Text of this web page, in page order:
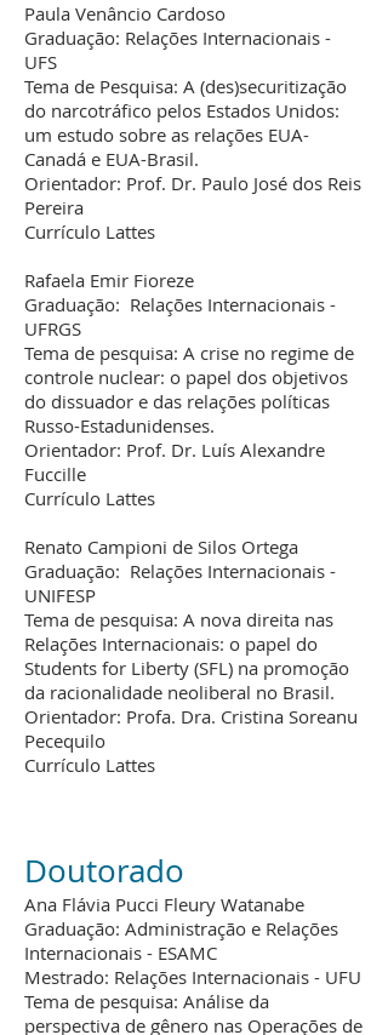
Paula Venâncio Cardoso
Graduação: Relações Internacionais -
UFS
Tema de Pesquisa: A (des)securitização
do narcotráfico pelos Estados Unidos:
um estudo sobre as relações EUA-
Canadá e EUA-Brasil.
Orientador: Prof. Dr. Paulo José dos Reis
Pereira
Currículo Lattes
Rafaela Emir Fioreze
Graduação: Relações Internacionais -
UFRGS
Tema de pesquisa: A crise no regime de
controle nuclear: o papel dos objetivos
do dissuador e das relações políticas
Russo-Estadunidenses.
Orientador: Prof. Dr. Luís Alexandre
Fuccille
Currículo Lattes
Renato Campioni de Silos Ortega
Graduação: Relações Internacionais -
UNIFESP
Tema de pesquisa: A nova direita nas
Relações Internacionais: o papel do
Students for Liberty (SFL) na promoção
da racionalidade neoliberal no Brasil.
Orientador: Profa. Dra. Cristina Soreanu
Pecequilo
Currículo Lattes
Doutorado
Ana Flávia Pucci Fleury Watanabe
Graduação: Administração e Relações
Internacionais - ESAMC
Mestrado: Relações Internacionais - UFU
Tema de pesquisa: Análise da
perspectiva de gênero nas Operações de